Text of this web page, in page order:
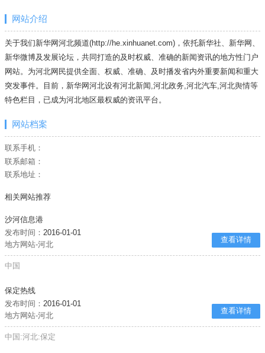
网站介绍
关于我们新华网河北频道(http://he.xinhuanet.com)，依托新华社、新华网、
新华微博及发展论坛，共同打造的及时权威、准确的新闻资讯的地方性门户
网站。为河北网民提供全面、权威、准确、及时播发省内外重要新闻和重大
突发事件。目前，新华网河北设有河北新闻,河北政务,河北汽车,河北舆情等
特色栏目，已成为河北地区最权威的资讯平台。
网站档案
联系手机：
联系邮箱：
联系地址：
相关网站推荐
沙河信息港
发布时间：2016-01-01
地方网站-河北
查看详情
中国
保定热线
发布时间：2016-01-01
地方网站-河北
查看详情
中国:河北:保定